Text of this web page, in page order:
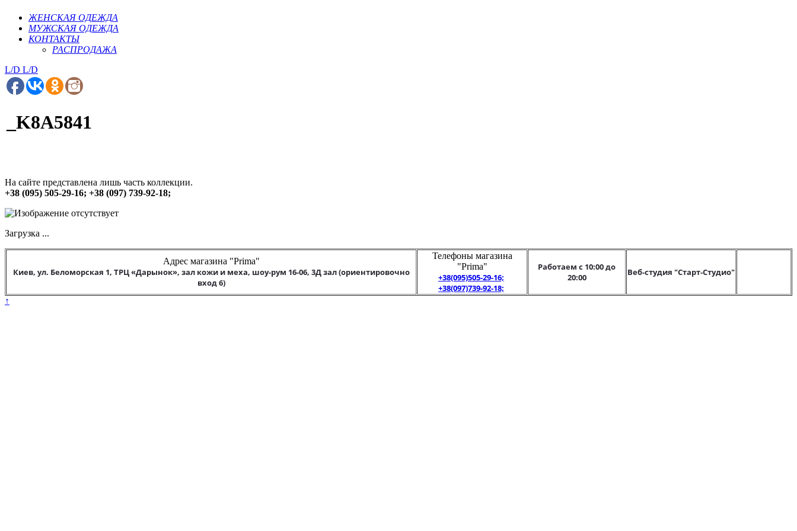
ЖЕНСКАЯ ОДЕЖДА
МУЖСКАЯ ОДЕЖДА
КОНТАКТЫ
РАСПРОДАЖА
L/D L/D
_K8A5841
На сайте представлена лишь часть коллекции.
+38 (095) 505-29-16; +38 (097) 739-92-18;
Загрузка ...
Адрес магазина "Prima"
Киев, ул. Беломорская 1, ТРЦ «Дарынок», зал кожи и меха, шоу-рум 16-06, 3Д зал (ориентировочно
вход 6)
Телефоны магазина
"Prima"
+38(095)505-29-16;
+38(097)739-92-18;
Работаем с 10:00 до
20:00
Веб-студия "Старт-Студио"
↑